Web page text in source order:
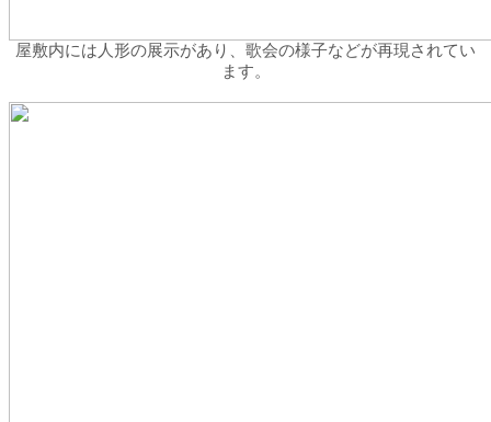
屋敷内には人形の展示があり、歌会の様子などが再現されてい
ます。